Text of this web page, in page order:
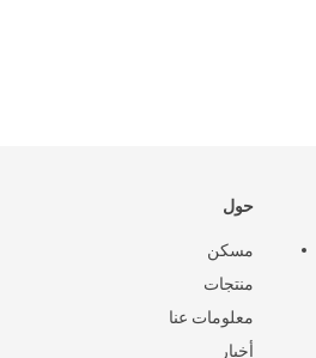
حول
مسكن
منتجات
معلومات عنا
أخبار